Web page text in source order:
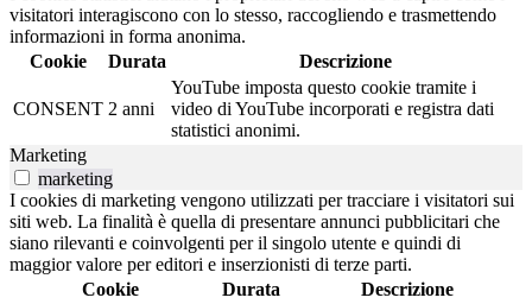
visitatori interagiscono con lo stesso, raccogliendo e trasmettendo
informazioni in forma anonima.
Cookie
Durata Descrizione
CONSENT 2 anni
YouTube imposta questo cookie tramite i
video di YouTube incorporati e registra dati
statistici anonimi.
Marketing
marketing
I cookies di marketing vengono utilizzati per tracciare i visitatori sui
siti web. La finalità è quella di presentare annunci pubblicitari che
siano rilevanti e coinvolgenti per il singolo utente e quindi di
maggior valore per editori e inserzionisti di terze parti.
Cookie
Durata Descrizione